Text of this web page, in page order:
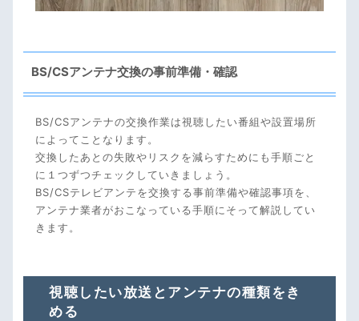
業者に依頼するメリット
BS/CSアンテナ交換費用はいくら？
BS/CSアンテナ寿命や交換時期のサイン
BS/CSアンテナ交換にポイントまとめ
BS/CSアンテナ交換の事前準備・確認
BS/CSアンテナの交換作業は視聴したい番組や設置場所
によってことなります。
交換したあとの失敗やリスクを減らすためにも手順ごと
に１つずつチェックしていきましょう。
BS/CSテレビアンテを交換する事前準備や確認事項を、
アンテナ業者がおこなっている手順にそって解説してい
きます。
視聴したい放送とアンテナの種類をき
める